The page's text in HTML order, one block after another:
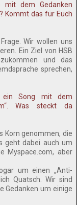
mit dem Gedanken
Kommt das für Euch
Wir wollen uns
Ein Ziel von HSB
und das
sprechen,
ein Song mit dem
Was steckt da
Korn genommen, die
geht dabei auch um
Myspace.com, aber
um einen „Anti-
Quatsch. Wir sind
Gedanken um einige